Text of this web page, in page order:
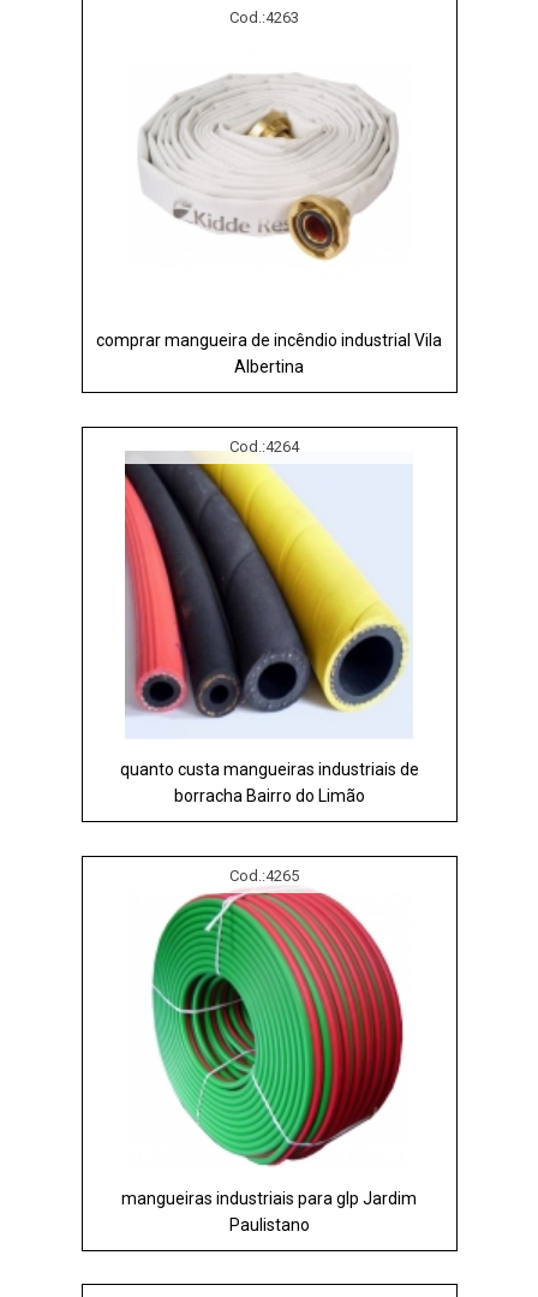
Cod.:4263
comprar mangueira de incêndio industrial Vila
Albertina
Cod.:4264
quanto custa mangueiras industriais de
borracha Bairro do Limão
Cod.:4265
mangueiras industriais para glp Jardim
Paulistano